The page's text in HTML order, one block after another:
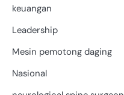
keuangan
Leadership
Mesin pemotong daging
Nasional